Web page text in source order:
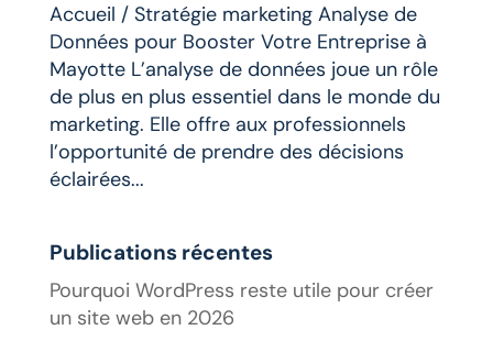
Accueil / Stratégie marketing Analyse de
Données pour Booster Votre Entreprise à
Mayotte L’analyse de données joue un rôle
de plus en plus essentiel dans le monde du
marketing. Elle offre aux professionnels
l’opportunité de prendre des décisions
éclairées...
Publications récentes
Pourquoi WordPress reste utile pour créer
un site web en 2026